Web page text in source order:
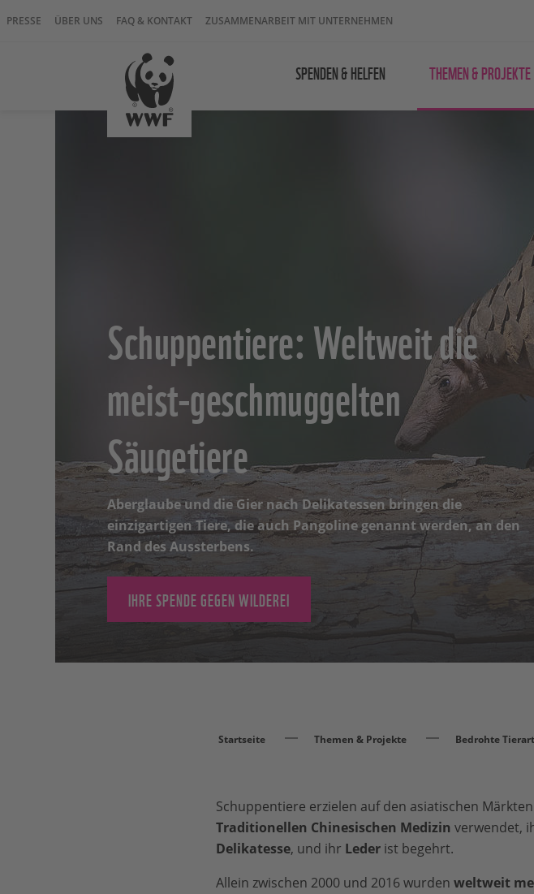
PRESSE ÜBER UNS FAQ & KONTAKT ZUSAMMENARBEIT MIT UNTERNEHMEN
SPENDEN & HELFEN THEMEN & PROJEKTE
Schuppentiere: Weltweit die
meist-geschmuggelten
Säugetiere
Aberglaube und die Gier nach Delikatessen bringen die
einzigartigen Tiere, die auch Pangoline genannt werden, an den
Rand des Aussterbens.
IHRE SPENDE GEGEN WILDEREI
Startseite Themen & Projekte Bedrohte
Schuppentiere erzielen auf den asiatischen
Traditionellen Chinesischen Medizin verwendet,
Delikatesse, und ihr Leder ist begehrt.
Allein zwischen 2000 und 2016 wurden weltweit